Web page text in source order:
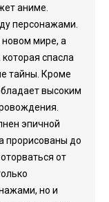
аниме.
персонажами.
новом мире, а
спасла
тайны. Кроме
высоким
эпичной
прорисованы до
от
но и